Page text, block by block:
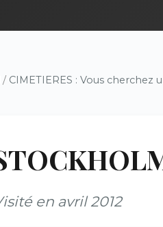
/ CIMETIERES : Vous cherchez
en avril 2012